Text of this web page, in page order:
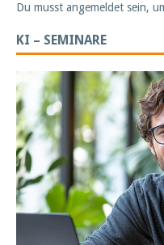
Du musst angemeldet sein,
KI – SEMINARE